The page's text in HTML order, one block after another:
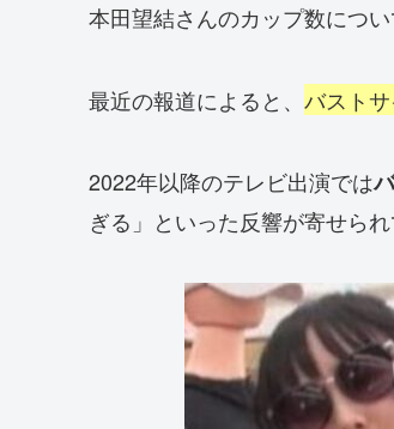
本田望結さんのカップ数につい
最近の報道によると、 バスト
2022年以降のテレビ出演では
ぎる」といった反響が寄せられ